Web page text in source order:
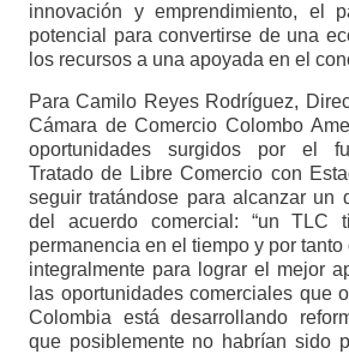
innovación y emprendimiento, el
potencial para convertirse de una
los recursos a una apoyada en el
Para Camilo Reyes Rodríguez,
Cámara de Comercio Colombo
oportunidades surgidos por el
Tratado de Libre Comercio con
seguir tratándose para alcanzar un
del acuerdo comercial: “un TLC
permanencia en el tiempo y por
integralmente para lograr el mejor
las oportunidades comerciales que
Colombia está desarrollando
que posiblemente no habrían sido